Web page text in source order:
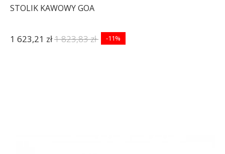
STOLIK KAWOWY GOA
1 623,21 zł1 823,83 zł -11%